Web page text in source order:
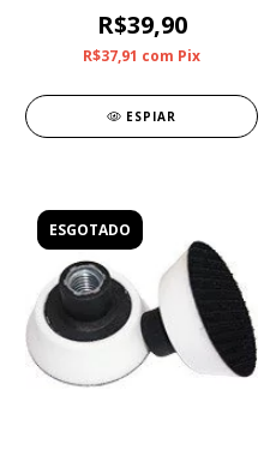
R$39,90
R$37,91 com Pix
ESPIAR
ESGOTADO